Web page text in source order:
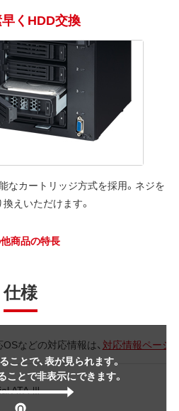
くHDD交換
なカートリッジ方式を採用。ネジを
えいただけます。
商品の特長
仕様
ことで、表が見られます。
ことで非表示にできます。
OSなどの対応情報は、 対応情報ページ
ATA Ⅲ